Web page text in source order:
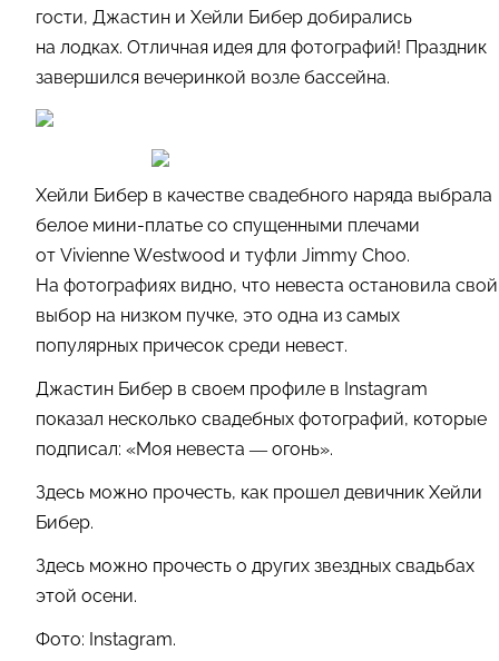
гости, Джастин и Хейли Бибер добирались
на лодках. Отличная идея для фотографий! Праздник
завершился вечеринкой возле бассейна.
Хейли Бибер в качестве свадебного наряда выбрала
белое мини-платье со спущенными плечами
от Vivienne Westwood и туфли Jimmy Choo.
На фотографиях видно, что невеста остановила свой
выбор на низком пучке, это одна из самых
популярных причесок среди невест.
Джастин Бибер в своем профиле в Instagram
показал несколько свадебных фотографий, которые
подписал: «Моя невеста — огонь».
Здесь можно прочесть, как прошел девичник Хейли
Бибер.
Здесь можно прочесть о других звездных свадьбах
этой осени.
Фото: Instagram.